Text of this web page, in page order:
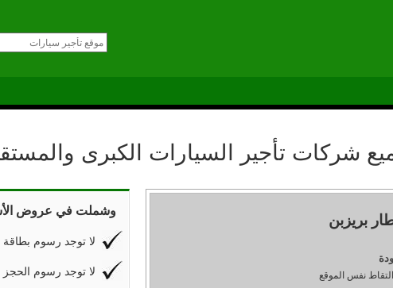
شركات تأجير السيارات الكبرى
بريزبن
التقاط نفس الموقع
وشملت في عروض
لا توجد رسوم بطاقة
لا توجد رسوم الحجز